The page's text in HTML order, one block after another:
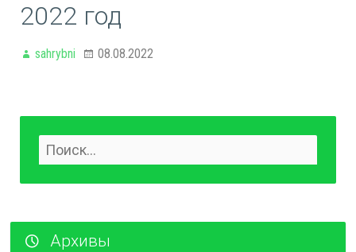
2022 год
sahrybni 08.08.2022
Архивы